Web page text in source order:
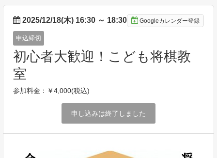
2025/12/18(木) 16:30 ～ 18:30 Googleカレンダー登録
申込締切
初心者大歓迎！こども将棋教
室
参加料金：￥4,000(税込)
申し込みは終了しました